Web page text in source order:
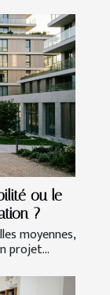
ou le
?
moyennes,
projet...